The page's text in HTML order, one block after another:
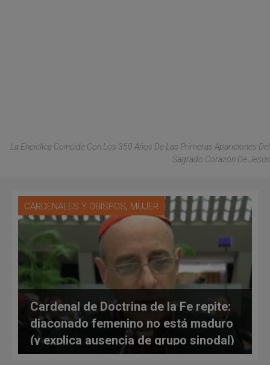
La Encíclica Coincide Con Los 350 Años De Las Primeras Apariciones Del
Sagrado Corazón De Jesús
CARDENALES Y OBISPOS, MUJER
Cardenal de Doctrina de la Fe repite:
diaconado femenino no está maduro
(y explica ausencia de grupo sinodal)